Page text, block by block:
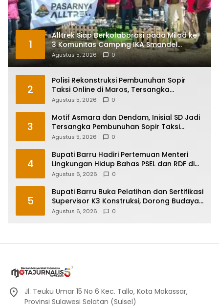
1
Alltrek Siap Berkolaborasi pada Milad ke-
3 Komunitas Camping IKA Smandel
Makassar di Malino
Agustus 5, 2026 0
2
Polisi Rekonstruksi Pembunuhan Sopir
Taksi Online di Maros, Tersangka
Peragakan 24 Adegan
Agustus 5, 2026 0
3
Motif Asmara dan Dendam, Inisial SD Jadi
Tersangka Pembunuhan Sopir Taksi
Online di Maros
Agustus 5, 2026 0
4
Bupati Barru Hadiri Pertemuan Menteri
Lingkungan Hidup Bahas PSEL dan RDF di
Sulsel
Agustus 6, 2026 0
5
Bupati Barru Buka Pelatihan dan Sertifikasi
Supervisor K3 Konstruksi, Dorong Budaya
Zero Accident
Agustus 6, 2026 0
Jl. Teuku Umar 15 No 6 Kec. Tallo, Kota Makassar,
Provinsi Sulawesi Selatan (Sulsel)